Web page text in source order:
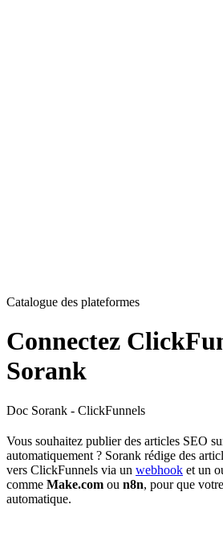
Catalogue des plateformes
Connectez
Sorank
Doc Sorank - ClickFunnels
Vous souhaitez publier des articles SEO
automatiquement ? Sorank rédige des
vers ClickFunnels via un webhook et un
comme Make.com ou n8n, pour que
automatique.